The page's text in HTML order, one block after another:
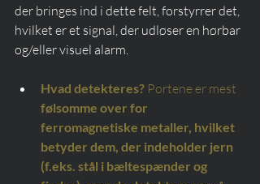
der bringes ind i dette felt, forstyrrer det,
hvilket er et signal, der udløser en hørbar
og/eller visuel alarm.
Hvad detekteres? Portene er mest
følsomme over for
ferromagnetiske metaller, hvilket
betyder dem, der indeholder jern
(f.eks. stål i bæltespænder og